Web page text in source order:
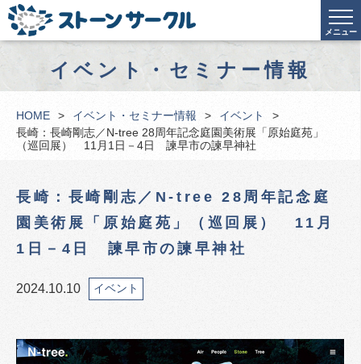
メニュー
イベント・セミナー情報
HOME イベント・セミナー情報
イベント
長崎：長崎剛志／N-tree 28周年記念庭園美術展「原始庭苑」
（巡回展） 11月1日－4日 諫早市の諫早神社
長崎：長崎剛志／N-tree 28周年記念庭
園美術展「原始庭苑」（巡回展） 11月
1日－4日 諫早市の諫早神社
2024.10.10 イベント